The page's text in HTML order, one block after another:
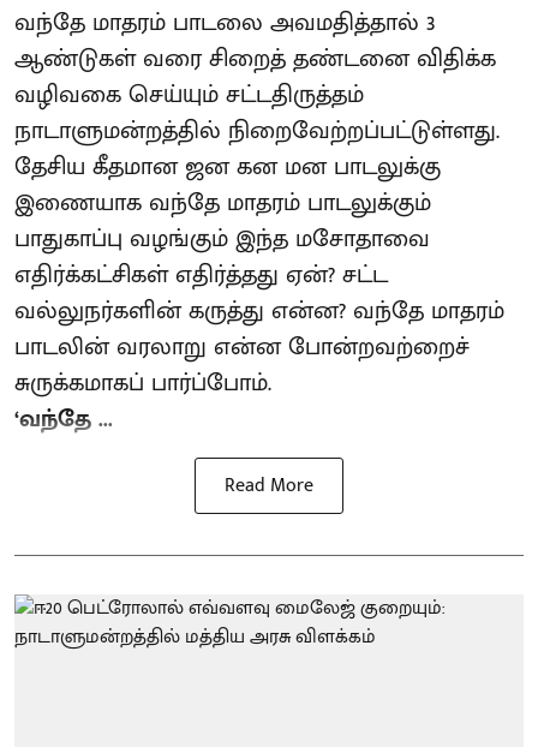
வந்தே மாதரம் பாடலை அவமதித்தால் 3
ஆண்டுகள் வரை சிறைத் தண்டனை விதிக்க
வழிவகை செய்யும் சட்டதிருத்தம்
நாடாளுமன்றத்தில் நிறைவேற்றப்பட்டுள்ளது.
தேசிய கீதமான ஜன கன மன பாடலுக்கு
இணையாக வந்தே மாதரம் பாடலுக்கும்
பாதுகாப்பு வழங்கும் இந்த மசோதாவை
எதிர்க்கட்சிகள் எதிர்த்தது ஏன்? சட்ட
வல்லுநர்களின் கருத்து என்ன? வந்தே மாதரம்
பாடலின் வரலாறு என்ன போன்றவற்றைச்
சுருக்கமாகப் பார்ப்போம்.
‘வந்தே ...
Read More